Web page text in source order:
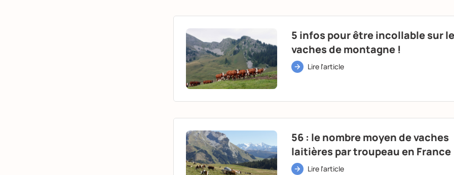
5 infos pour être incollable sur
vaches de montagne !
Lire l'article
56 : le nombre moyen de vaches
laitières par troupeau en France
Lire l'article